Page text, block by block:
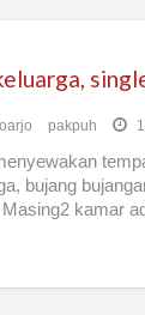
pakpuh
bujang
kamar